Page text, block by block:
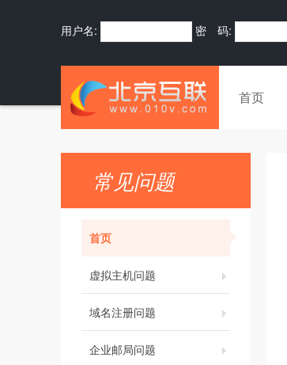
用户名: 密 码:
首页
常见问题
首页
虚拟主机问题
域名注册问题
企业邮局问题